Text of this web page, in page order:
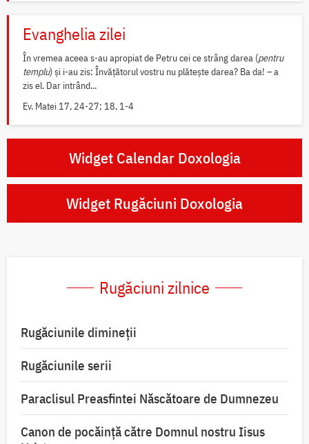
Evanghelia zilei
În vremea aceea s-au apropiat de Petru cei ce strâng darea (pentru
templu) și i-au zis: Învățătorul vostru nu plătește darea? Ba da! – a
zis el. Dar intrând...
Ev. Matei 17, 24-27; 18, 1-4
Widget Calendar Doxologia
Widget Rugăciuni Doxologia
Rugăciuni zilnice
Rugăciunile dimineții
Rugăciunile serii
Paraclisul Preasfintei Născătoare de Dumnezeu
Canon de pocăință către Domnul nostru Iisus